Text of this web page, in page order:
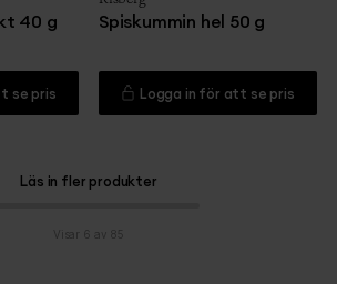
40 g
se pris
Spiskummin hel 50 g
Logga in för att se pris
Läs in fler produkter
Visar 6 av 85